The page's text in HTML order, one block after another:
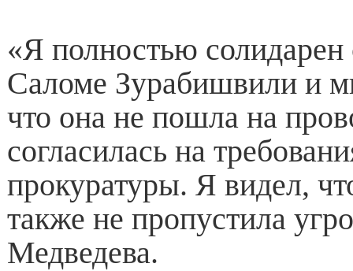
«Я полностью солидарен
Саломе Зурабишвили и
что она не пошла на
согласилась на
прокуратуры. Я видел,
также не пропустила
Медведева.